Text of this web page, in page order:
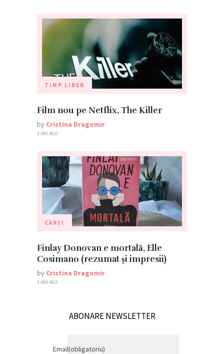
TIMP LIBER
Film nou pe Netflix, The Killer
by Cristina Dragomir
3 ANI AGO
CĂRȚI
Finlay Donovan e mortală, Elle
Cosimano (rezumat și impresii)
by Cristina Dragomir
3 ANI AGO
ABONARE NEWSLETTER
Email(obligatoriu)